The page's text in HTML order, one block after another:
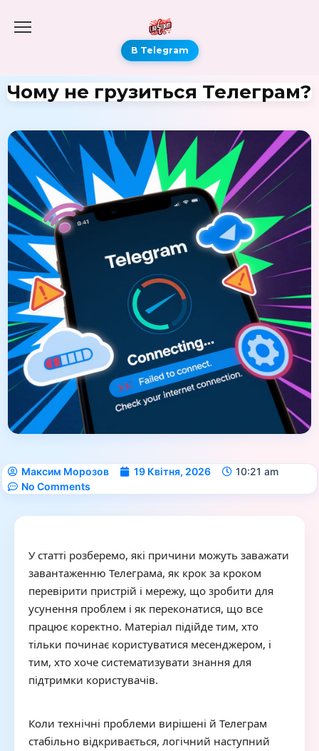
В Telegram
Чому не грузиться Телеграм?
Максим Морозов 19 Квітня, 2026
10:21 am
No Comments
У статті розберемо, які причини можуть заважати
завантаженню Телеграма, як крок за кроком
перевірити пристрій і мережу, що зробити для
усунення проблем і як переконатися, що все
працює коректно. Матеріал підійде тим, хто
тільки починає користуватися месенджером, і
тим, хто хоче систематизувати знання для
підтримки користувачів.
Коли технічні проблеми вирішені й Телеграм
стабільно відкривається, логічний наступний